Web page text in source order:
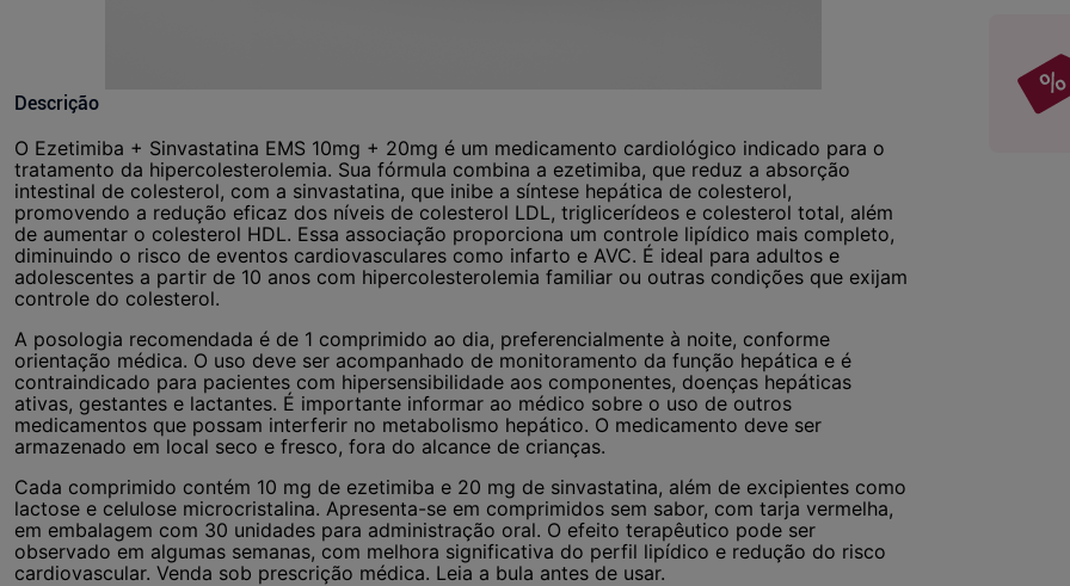
Descrição
O Ezetimiba + Sinvastatina EMS 10mg + 20mg é um medicamento cardiológico indicado para o
tratamento da hipercolesterolemia. Sua fórmula combina a ezetimiba, que reduz a absorção
intestinal de colesterol, com a sinvastatina, que inibe a síntese hepática de colesterol,
promovendo a redução eficaz dos níveis de colesterol LDL, triglicerídeos e colesterol total, além
de aumentar o colesterol HDL. Essa associação proporciona um controle lipídico mais completo,
diminuindo o risco de eventos cardiovasculares como infarto e AVC. É ideal para adultos e
adolescentes a partir de 10 anos com hipercolesterolemia familiar ou outras condições que exijam
controle do colesterol.
A posologia recomendada é de 1 comprimido ao dia, preferencialmente à noite, conforme
orientação médica. O uso deve ser acompanhado de monitoramento da função hepática e é
contraindicado para pacientes com hipersensibilidade aos componentes, doenças hepáticas
ativas, gestantes e lactantes. É importante informar ao médico sobre o uso de outros
medicamentos que possam interferir no metabolismo hepático. O medicamento deve ser
armazenado em local seco e fresco, fora do alcance de crianças.
Cada comprimido contém 10 mg de ezetimiba e 20 mg de sinvastatina, além de excipientes como
lactose e celulose microcristalina. Apresenta-se em comprimidos sem sabor, com tarja vermelha,
em embalagem com 30 unidades para administração oral. O efeito terapêutico pode ser
observado em algumas semanas, com melhora significativa do perfil lipídico e redução do risco
cardiovascular. Venda sob prescrição médica. Leia a bula antes de usar.